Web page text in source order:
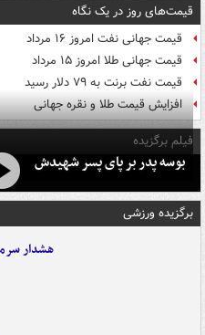
قیمت‌های روز در یک نگاه
قیمت جهانی نفت امروز ۱۶ مرداد
قیمت جهانی طلا امروز ۱۵ مرداد
قیمت نفت برنت به ۷۹ دلار رسید
افزایش قیمت طلا و نقره جهانی
فیلم برگزیده
بوسه‌ پدر بر پای پسر شهیدش
برگزیده ورزشی
هشدار